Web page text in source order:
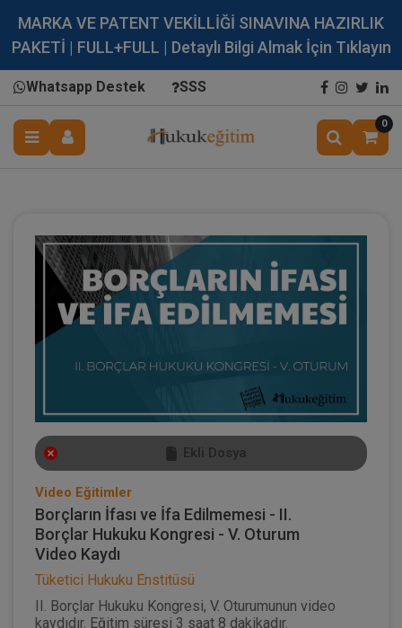
MARKA VE PATENT VEKİLLİĞİ SINAVINA HAZIRLIK
PAKETİ | FULL+FULL | Detaylı Bilgi Almak İçin Tıklayın
Whatsapp Destek SSS
0
Ekli Dosya
Video Eğitimler
Borçların İfası ve İfa Edilmemesi - II.
Borçlar Hukuku Kongresi - V. Oturum
Video Kaydı
Tüketici Hukuku Enstitüsü
II. Borçlar Hukuku Kongresi, V. Oturumunun video
kaydıdır. Eğitim süresi 3 saat 8 dakikadır.